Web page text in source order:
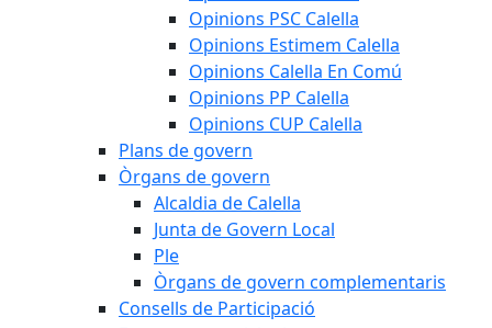
Opinions PSC Calella
Opinions Estimem Calella
Opinions Calella En Comú
Opinions PP Calella
Opinions CUP Calella
Plans de govern
Òrgans de govern
Alcaldia de Calella
Junta de Govern Local
Ple
Òrgans de govern complementaris
Consells de Participació